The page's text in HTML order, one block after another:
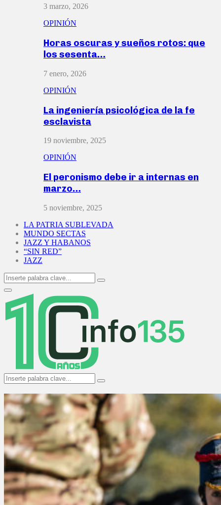
3 marzo, 2026
OPINIÓN
Horas oscuras y sueños rotos: que
los sesenta…
7 enero, 2026
OPINIÓN
La ingeniería psicológica de la fe
esclavista
19 noviembre, 2025
OPINIÓN
El peronismo debe ir a internas en
marzo…
5 noviembre, 2025
LA PATRIA SUBLEVADA
MUNDO SECTAS
JAZZ Y HABANOS
“SIN RED”
JAZZ
Search
for:
Search
Primary
Menu
Search
for:
Search